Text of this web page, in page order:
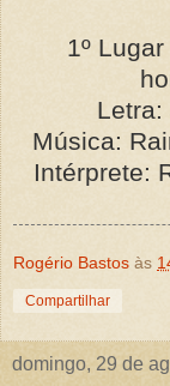
1º
Letra:
Música:
Intérprete:
Rogério Bastos às
Compartilhar
domingo, 29 de